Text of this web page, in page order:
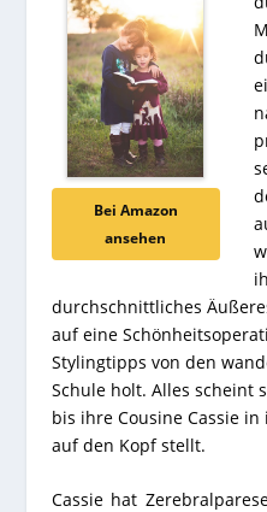
Bei Amazon
ansehen
durchschnittliches
auf eine
Stylingtipps von den
Schule holt. Alles scheint
bis ihre Cousine Cassie
auf den Kopf stellt.
Cassie hat